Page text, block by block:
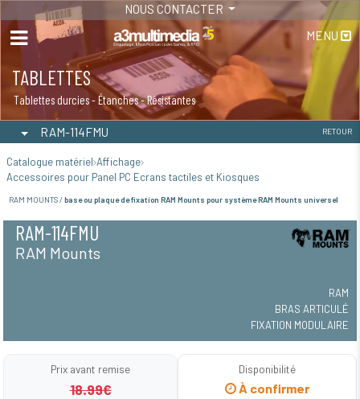
NOUS CONTACTER
MENU
TABLETTES
Tablettes durcies - Étanches - Résistantes
RAM-114FMU RETOUR
Catalogue matériel Affichage
Accessoires pour Panel PC Ecrans tactiles et Kiosques
RAM MOUNTS / base ou plaque de fixation RAM Mounts pour système RAM Mounts universel
RAM-114FMU
RAM Mounts
RAM
BRAS ARTICULÉ
FIXATION MODULAIRE
Prix avant remise
18.99€
Disponibilité
À confirmer